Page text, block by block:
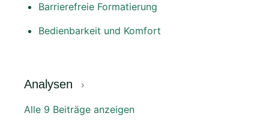
Barrierefreie Formatierung
Bedienbarkeit und Komfort
Analysen
Alle 9 Beiträge anzeigen